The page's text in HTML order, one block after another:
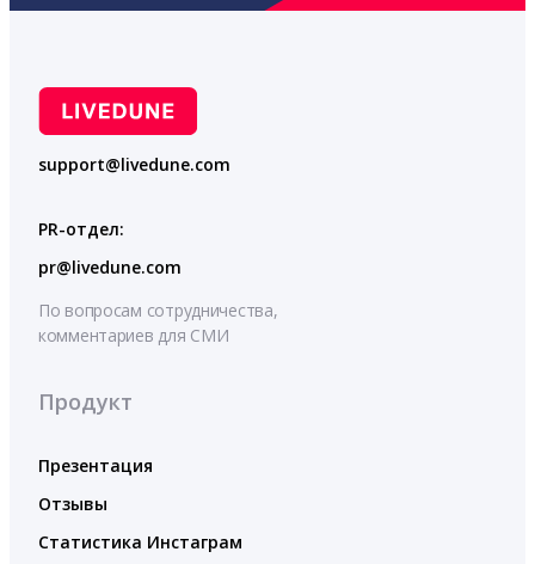
support@livedune.com
PR-отдел:
pr@livedune.com
По вопросам сотрудничества,
комментариев для СМИ
Продукт
Презентация
Отзывы
Статистика Инстаграм